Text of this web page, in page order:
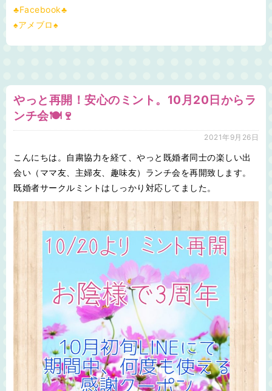
♣Facebook♣
♠アメブロ♠
やっと再開！安心のミント。10月20日からラ
ンチ会🍽🍷
2021年9月26日
こんにちは。自粛協力を経て、やっと既婚者同士の楽しい出
会い（ママ友、主婦友、趣味友）ランチ会を再開致します。
既婚者サークルミントはしっかり対応してました。